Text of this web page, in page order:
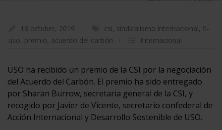
18 octubre, 2019 csi, sindicalismo internacional, fi-
uso, premio, acuerdo del carbón Internacional
USO ha recibido un premio de la CSI por la negociación
del Acuerdo del Carbón. El premio ha sido entregado
por Sharan Burrow, secretaria general de la CSI, y
recogido por Javier de Vicente, secretario confederal de
Acción Internacional y Desarrollo Sostenible de USO.